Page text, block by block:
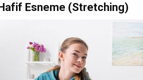
Esneme (Stretching)